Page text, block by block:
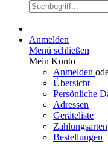
Anmelden
Menü schließen
Mein Konto
Anmelden
Übersicht
Persönliche
Adressen
Geräteliste
Zahlungsarten
Bestellungen